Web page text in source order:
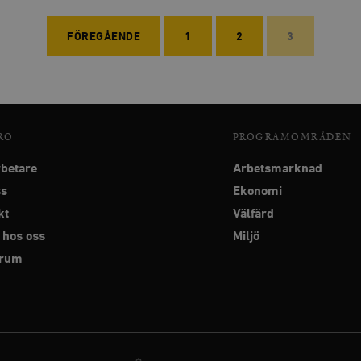
FÖREGÅENDE 1 2 3
oss
PROGRAMOMRÅDEN
Arbetsmarknad
Ekonomi
Välfärd
Miljö